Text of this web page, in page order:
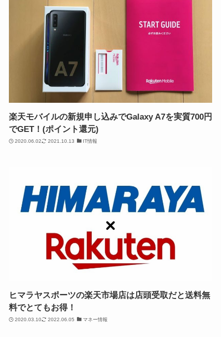
楽天モバイルの新規申し込みでGalaxy A7を実質700円
でGET！(ポイント還元)
2020.06.02 2021.10.13 IT情報
ヒマラヤスポーツの楽天市場店は店頭受取だと送料無
料でとてもお得！
2020.03.10 2022.06.05 マネー情報